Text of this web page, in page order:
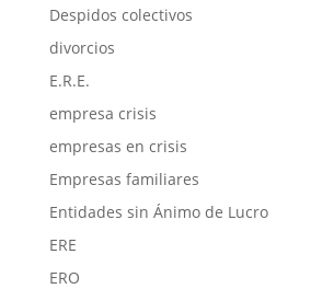
Despidos colectivos
divorcios
E.R.E.
empresa crisis
empresas en crisis
Empresas familiares
Entidades sin Ánimo de Lucro
ERE
ERO